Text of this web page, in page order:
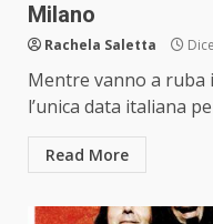
Milano
Rachela Saletta
Mentre vanno a
l’unica data italiana
Read More